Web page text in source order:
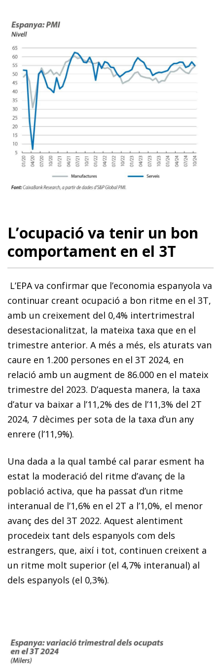
L’ocupació va tenir un bon
comportament en el 3T
L’EPA va confirmar que l’economia espanyola va
continuar creant ocupació a bon ritme en el 3T,
amb un creixement del 0,4% intertrimestral
desestacionalitzat, la mateixa taxa que en el
trimestre anterior. A més a més, els aturats van
caure en 1.200 persones en el 3T 2024, en
relació amb un augment de 86.000 en el mateix
trimestre del 2023. D’aquesta manera, la taxa
d’atur va baixar a l’11,2% des de l’11,3% del 2T
2024, 7 dècimes per sota de la taxa d’un any
enrere (l’11,9%).
Una dada a la qual també cal parar esment ha
estat la moderació del ritme d’avanç de la
població activa, que ha passat d’un ritme
interanual de l’1,6% en el 2T a l’1,0%, el menor
avanç des del 3T 2022. Aquest alentiment
procedeix tant dels espanyols com dels
estrangers, que, així i tot, continuen creixent a
un ritme molt superior (el 4,7% interanual) al
dels espanyols (el 0,3%).